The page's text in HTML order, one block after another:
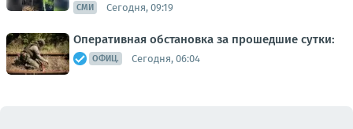
СМИ Сегодня, 09:19
Оперативная обстановка за прошедшие сутки:
ОФИЦ. Сегодня, 06:04